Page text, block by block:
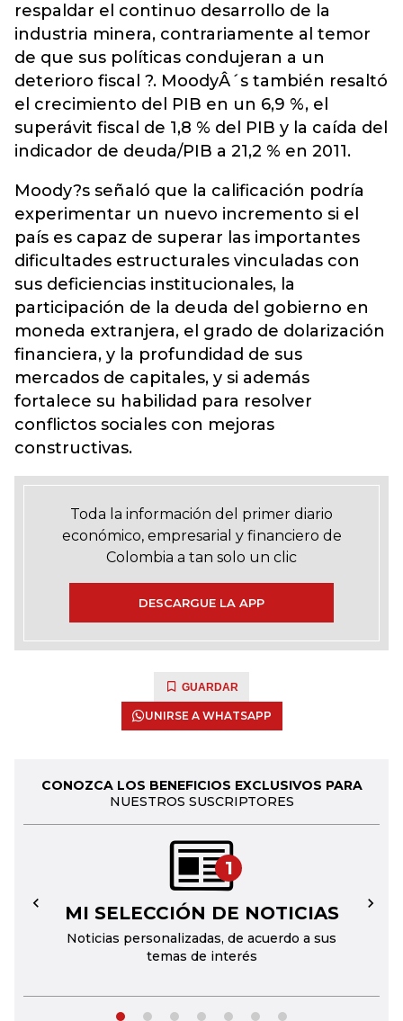
respaldar el continuo desarrollo de la
industria minera, contrariamente al temor
de que sus políticas condujeran a un
deterioro fiscal ?. MoodyÂ´s también resaltó
el crecimiento del PIB en un 6,9 %, el
superávit fiscal de 1,8 % del PIB y la caída del
indicador de deuda/PIB a 21,2 % en 2011.
Moody?s señaló que la calificación podría
experimentar un nuevo incremento si el
país es capaz de superar las importantes
dificultades estructurales vinculadas con
sus deficiencias institucionales, la
participación de la deuda del gobierno en
moneda extranjera, el grado de dolarización
financiera, y la profundidad de sus
mercados de capitales, y si además
fortalece su habilidad para resolver
conflictos sociales con mejoras
constructivas.
Toda la información del primer diario
económico, empresarial y financiero de
Colombia a tan solo un clic
DESCARGUE LA APP
GUARDAR
UNIRSE A WHATSAPP
CONOZCA LOS BENEFICIOS EXCLUSIVOS PARA
NUESTROS SUSCRIPTORES
1
MI SELECCIÓN DE NOTICIAS
Noticias personalizadas, de acuerdo a sus
temas de interés
← →